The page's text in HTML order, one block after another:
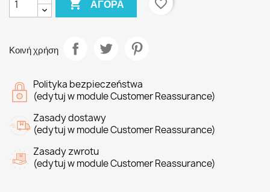
 ΑΓΟΡΆ favorite_border
Κοινή χρήση
Polityka bezpieczeństwa
(edytuj w module Customer Reassurance)
Zasady dostawy
(edytuj w module Customer Reassurance)
Zasady zwrotu
(edytuj w module Customer Reassurance)